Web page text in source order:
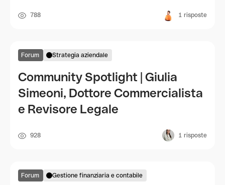
788 1 risposte
Forum Strategia aziendale
Community Spotlight | Giulia
Simeoni, Dottore Commercialista
e Revisore Legale
928 1 risposte
Forum Gestione finanziaria e contabile